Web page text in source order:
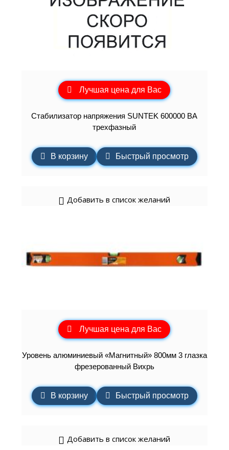
Лучшая цена для Вас
Стабилизатор напряжения SUNTEK 600000 ВА
трехфазный
В корзину Быстрый просмотр
Добавить в список желаний
Лучшая цена для Вас
Уровень алюминиевый «Магнитный» 800мм 3 глазка
фрезерованный Вихрь
В корзину Быстрый просмотр
Добавить в список желаний